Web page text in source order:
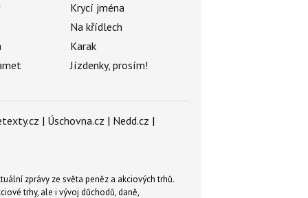
Krycí jména
Na křídlech
Karak
Jízdenky, prosím!
| Úschovna.cz | Nedd.cz |
zprávy ze světa peněz a akciových trhů.
trhy, ale i vývoj důchodů, daně,